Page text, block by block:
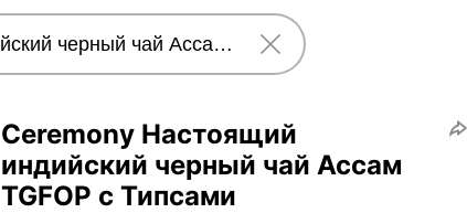
Ceremony Настоящий
индийский черный чай Ассам
TGFOP с Типсами